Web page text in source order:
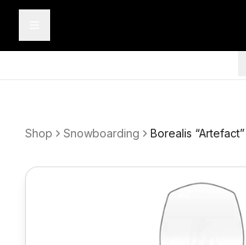
Shop Snowboarding Borealis “Artefact”